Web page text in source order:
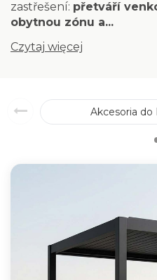
zastřešení: přetváří
obytnou zónu a...
Czytaj więcej
Akcesoria do